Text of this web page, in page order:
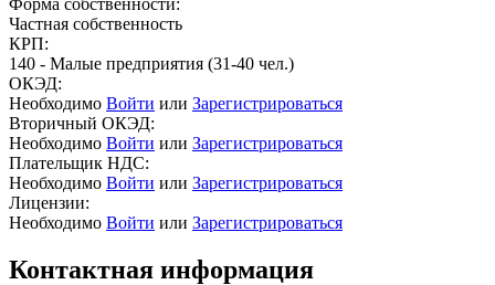
Форма собственности:
Частная собственность
КРП:
140 - Малые предприятия (31-40 чел.)
ОКЭД:
Необходимо Войти или Зарегистрироваться
Вторичный ОКЭД:
Необходимо Войти или Зарегистрироваться
Плательщик НДС:
Необходимо Войти или Зарегистрироваться
Лицензии:
Необходимо Войти или Зарегистрироваться
Контактная информация